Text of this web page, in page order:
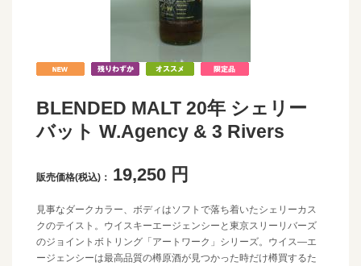
BLENDED MALT 20年 シェリー
バット W.Agency & 3 Rivers
販売価格(税込)： 19,250 円
見事なダークカラー、ボディはソフトで落ち着いたシェリーカス
クのテイスト。ウイスキーエージェンシーと東京スリーリバーズ
のジョイントボトリング「アートワーク」シリーズ。ウイス―エ
ージェンシーは最高品質の樽原酒が見つかった時だけ樽買するた